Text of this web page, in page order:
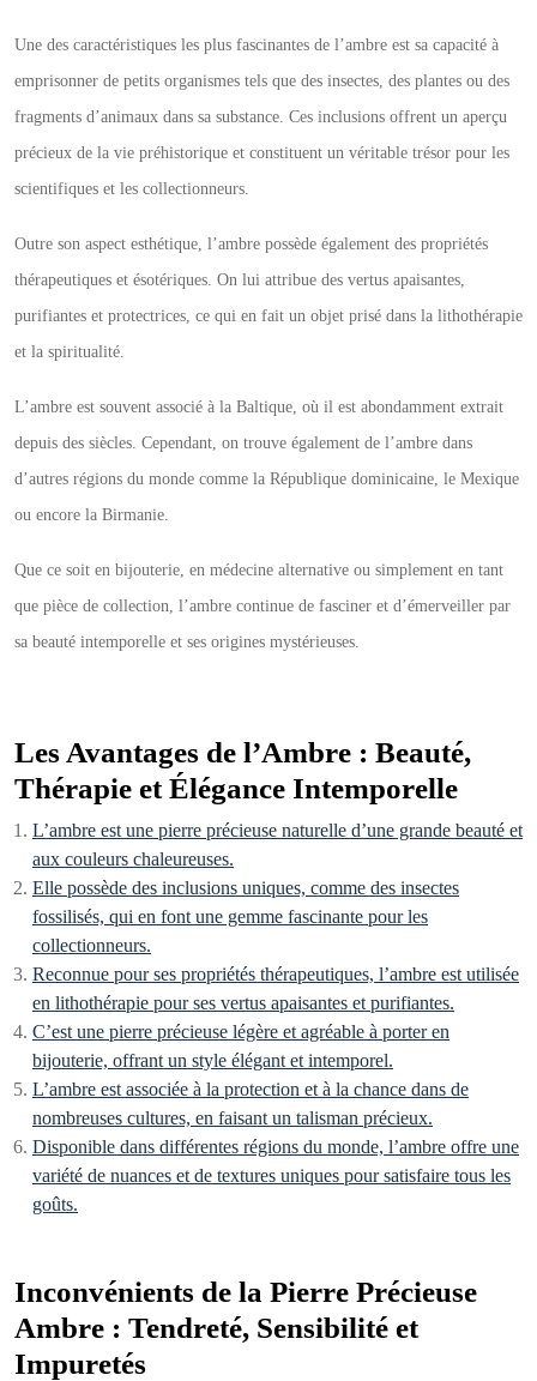
Une des caractéristiques les plus fascinantes de l’ambre est sa capacité à
emprisonner de petits organismes tels que des insectes, des plantes ou des
fragments d’animaux dans sa substance. Ces inclusions offrent un aperçu
précieux de la vie préhistorique et constituent un véritable trésor pour les
scientifiques et les collectionneurs.
Outre son aspect esthétique, l’ambre possède également des propriétés
thérapeutiques et ésotériques. On lui attribue des vertus apaisantes,
purifiantes et protectrices, ce qui en fait un objet prisé dans la lithothérapie
et la spiritualité.
L’ambre est souvent associé à la Baltique, où il est abondamment extrait
depuis des siècles. Cependant, on trouve également de l’ambre dans
d’autres régions du monde comme la République dominicaine, le Mexique
ou encore la Birmanie.
Que ce soit en bijouterie, en médecine alternative ou simplement en tant
que pièce de collection, l’ambre continue de fasciner et d’émerveiller par
sa beauté intemporelle et ses origines mystérieuses.
Les Avantages de l’Ambre : Beauté,
Thérapie et Élégance Intemporelle
L’ambre est une pierre précieuse naturelle d’une grande beauté et
aux couleurs chaleureuses.
Elle possède des inclusions uniques, comme des insectes
fossilisés, qui en font une gemme fascinante pour les
collectionneurs.
Reconnue pour ses propriétés thérapeutiques, l’ambre est utilisée
en lithothérapie pour ses vertus apaisantes et purifiantes.
C’est une pierre précieuse légère et agréable à porter en
bijouterie, offrant un style élégant et intemporel.
L’ambre est associée à la protection et à la chance dans de
nombreuses cultures, en faisant un talisman précieux.
Disponible dans différentes régions du monde, l’ambre offre une
variété de nuances et de textures uniques pour satisfaire tous les
goûts.
Inconvénients de la Pierre Précieuse
Ambre : Tendreté, Sensibilité et
Impuretés